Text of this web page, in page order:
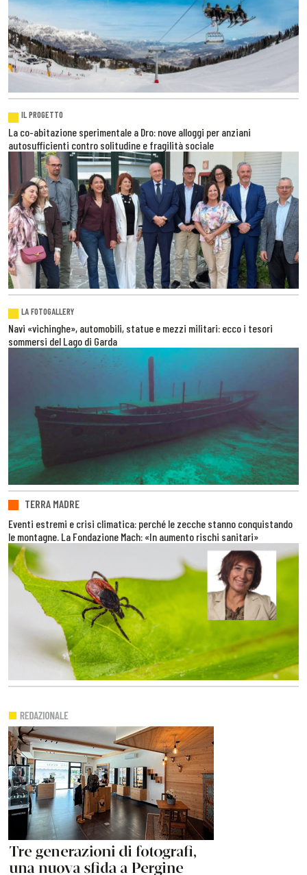
IL PROGETTO
La co-abitazione sperimentale a Dro: nove alloggi per anziani
autosufficienti contro solitudine e fragilità sociale
LA FOTOGALLERY
Navi «vichinghe», automobili, statue e mezzi militari: ecco i tesori
sommersi del Lago di Garda
TERRA MADRE
Eventi estremi e crisi climatica: perché le zecche stanno conquistando
le montagne. La Fondazione Mach: «In aumento rischi sanitari»